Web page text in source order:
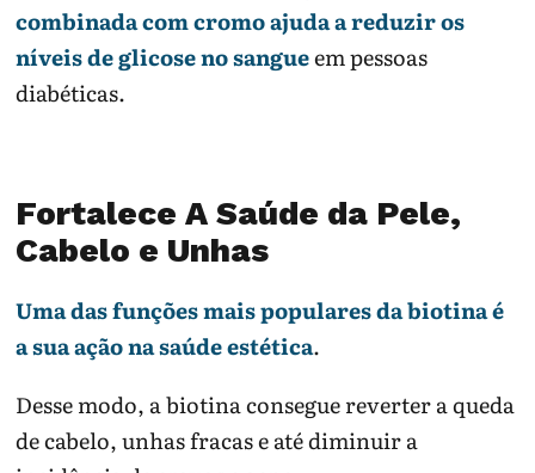
combinada com cromo ajuda a reduzir os
níveis de glicose no sangueem pessoas
diabéticas.
Fortalece A Saúde da Pele,
Cabelo e Unhas
Uma das funções mais populares da biotina é
a sua ação na saúde estética.
Desse modo, a biotina consegue reverter a queda
de cabelo, unhas fracas e até diminuir a